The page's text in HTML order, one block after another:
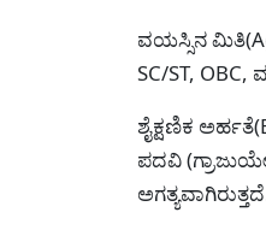
ವಯಸ್ಸಿನ
SC/ST,
ಶೈಕ್ಷಣಿಕ
ಪದವಿ